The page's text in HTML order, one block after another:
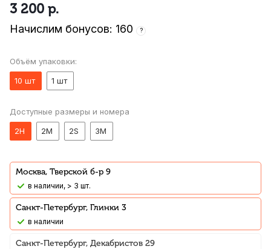
3 200 р.
Начислим бонусов: 160 ?
Объём упаковки:
10 шт
1 шт
Доступные размеры и номера
2Н
2М 2S 3M
Москва, Тверской б-р 9
В наличии, > 3 шт.
Санкт-Петербург, Глинки 3
В наличии
Санкт-Петербург, Декабристов 29